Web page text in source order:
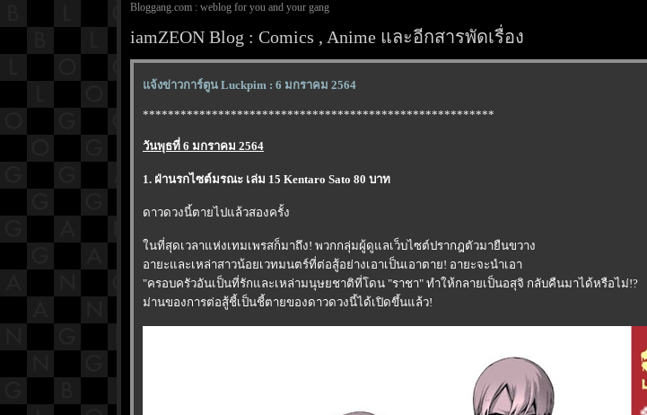
Bloggang.com : weblog for you and your gang
iamZEON Blog : Comics , Anime และอีกสารพัดเรื่อง
จ้งข่าวการ์ตูน Luckpim : 6 มกราคม 2564
********************************************************
วันพุธที่ 6 มกราคม 2564
1. ฝ่านรกไซต์มรณะ เล่ม 15 Kentaro Sato 80 บาท
ดาวดวงนี้ตายไปแล้วสองครั้ง
นที่สุดเวลาแห่งเทมเพรสก็มาถึง! พวกกลุ่มผู้ดูแลเว็บไซต์ปรากฎตัวมายืนขวาง
อายะและเหล่าสาวน้อยเวทมนตร์ที่ต่อสู้อย่างเอาเป็นเอาตาย! อายะจะนำเอา
"ครอบครัวอันเป็นที่รักและเหล่ามนุษยชาติที่โดน "ราชา" ทำให้กลายเป็นอสุจิ กลับคืนมาได้หรือไม่!?
ม่านของการต่อสู้ชี้เป็นชี้ตายของดาวดวงนี้ได้เปิดขึ้นแล้ว!